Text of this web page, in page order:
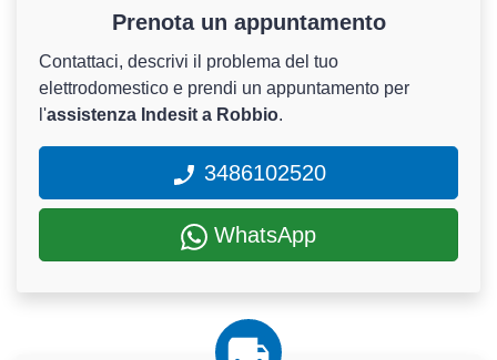
Prenota un appuntamento
Contattaci, descrivi il problema del tuo
elettrodomestico e prendi un appuntamento per
l'assistenza Indesit a Robbio.
3486102520
WhatsApp